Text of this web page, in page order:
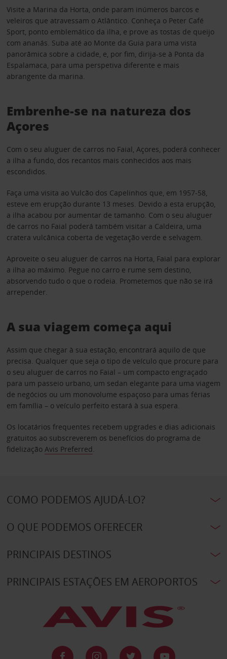
Visite a Marina da Horta, onde param inúmeros barcos e
veleiros que atravessam o Atlântico. Conheça o Peter Café
Sport, ponto emblemático da ilha, e prove as tostas de queijo
com ananás. Suba até ao Monte da Guia para uma vista
panorâmica sobre a cidade, e, por fim, dirija-se à Ponta da
Espalamaca, para uma perspetiva diferente e mais
abrangente da marina.
Embrenhe-se na natureza dos
Açores
Com o seu aluguer de carros no Faial, Açores, poderá conhecer
a ilha a fundo, dos recantos mais conhecidos aos mais
escondidos.
Faça uma visita ao Vulcão dos Capelinhos que, em 1957-58,
esteve em erupção durante 13 meses. Devido a esta erupção,
a ilha acabou por aumentar de tamanho. Com o seu aluguer
de carros no Faial poderá também visitar a Caldeira, uma
cratera vulcânica coberta de vegetação verde e selvagem.
Aproveite o seu aluguer de carros na Horta, Faial para explorar
a ilha ao máximo. Pegue no carro e rume sem destino,
absorvendo tudo o que o rodeia. Prometemos que não se irá
arrepender.
A sua viagem começa aqui
Assim que chegar à sua estação, encontrará aquilo de que
precisa. Qualquer que seja o tipo de veículo que procure para
o seu aluguer de carros no Faial – um compacto engraçado
para um passeio urbano, um sedan elegante para uma viagem
de negócios ou um monovolume espaçoso para umas férias
em família – o veículo perfeito estará à sua espera.
Os locatários frequentes recebem upgrades e dias adicionais
gratuitos ao subscreverem os benefícios do programa de
fidelização Avis Preferred.
COMO PODEMOS AJUDÁ-LO?
O QUE PODEMOS OFERECER
PRINCIPAIS DESTINOS
PRINCIPAIS ESTAÇÕES EM AEROPORTOS